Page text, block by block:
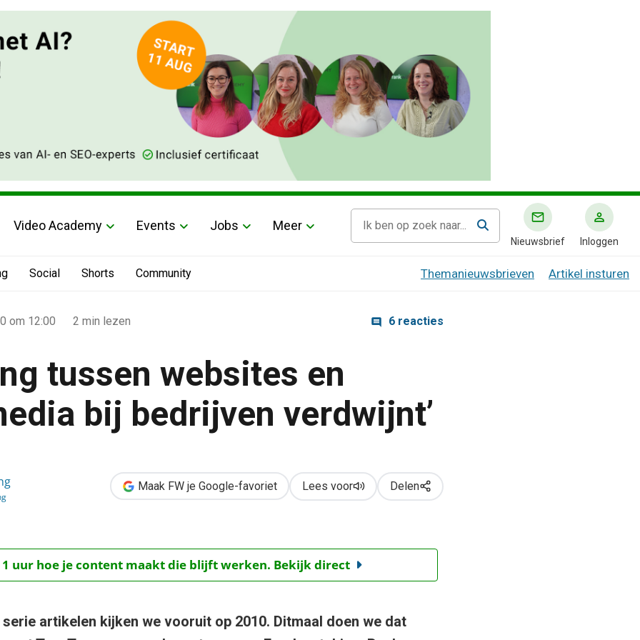
Video Academy Events Jobs Meer
Nieuwsbrief Inloggen
Social Shorts Community Themanieuwsbrieven Artikel insturen
om 12:00 2 min lezen 6 reacties
tussen websites en
bij bedrijven verdwijnt’
Maak FW je Google-favoriet Lees voor Delen
1 uur hoe je content maakt die blijft werken. Bekijk direct
serie artikelen kijken we vooruit op 2010. Ditmaal doen we dat